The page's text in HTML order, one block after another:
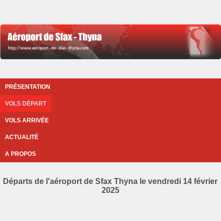
PRÉSENTATION
VOLS DÉPART
VOLS ARRIVÉE
ACTUALITÉ
A PROPOS
Départs de l'aéroport de Sfax Thyna le vendredi 14 février
2025